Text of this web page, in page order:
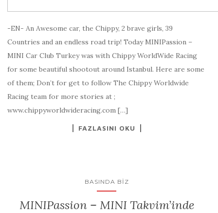
-EN- An Awesome car, the Chippy, 2 brave girls, 39
Countries and an endless road trip! Today MINIPassion –
MINI Car Club Turkey was with Chippy WorldWide Racing
for some beautiful shootout around Istanbul. Here are some
of them; Don’t for get to follow The Chippy Worldwide
Racing team for more stories at ;
www.chippyworldwideracing.com […]
FAZLASINI OKU
BASINDA BIZ
MINIPassion – MINI Takvim’inde